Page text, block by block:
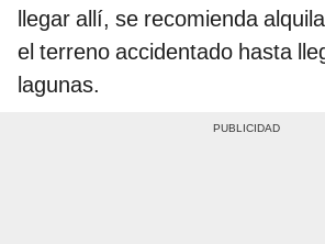
llegar allí, se recomienda
el terreno accidentado hasta
lagunas.